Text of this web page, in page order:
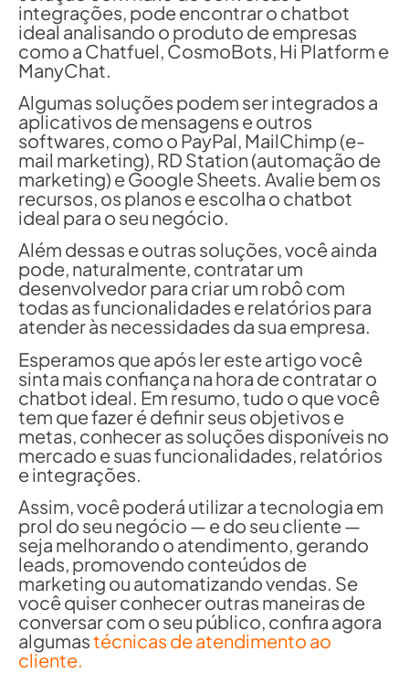
integrações, pode encontrar o chatbot
ideal analisando o produto de empresas
como a Chatfuel, CosmoBots, Hi Platform e
ManyChat.
Algumas soluções podem ser integrados a
aplicativos de mensagens e outros
softwares, como o PayPal, MailChimp (e-
mail marketing), RD Station (automação de
marketing) e Google Sheets. Avalie bem os
recursos, os planos e escolha o chatbot
ideal para o seu negócio.
Além dessas e outras soluções, você ainda
pode, naturalmente, contratar um
desenvolvedor para criar um robô com
todas as funcionalidades e relatórios para
atender às necessidades da sua empresa.
Esperamos que após ler este artigo você
sinta mais confiança na hora de contratar o
chatbot ideal. Em resumo, tudo o que você
tem que fazer é definir seus objetivos e
metas, conhecer as soluções disponíveis no
mercado e suas funcionalidades, relatórios
e integrações.
Assim, você poderá utilizar a tecnologia em
prol do seu negócio — e do seu cliente —
seja melhorando o atendimento, gerando
leads, promovendo conteúdos de
marketing ou automatizando vendas. Se
você quiser conhecer outras maneiras de
conversar com o seu público, confira agora
algumastécnicas de atendimento ao
cliente.